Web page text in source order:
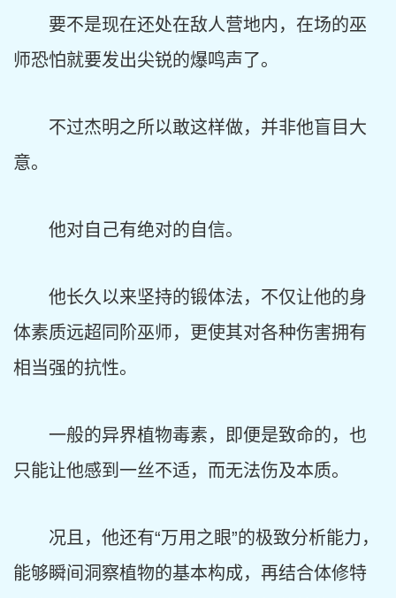
要不是现在还处在敌人营地内，在场的巫
师恐怕就要发出尖锐的爆鸣声了。
不过杰明之所以敢这样做，并非他盲目大
意。
他对自己有绝对的自信。
他长久以来坚持的锻体法，不仅让他的身
体素质远超同阶巫师，更使其对各种伤害拥有
相当强的抗性。
一般的异界植物毒素，即便是致命的，也
只能让他感到一丝不适，而无法伤及本质。
况且，他还有“万用之眼”的极致分析能力，
能够瞬间洞察植物的基本构成，再结合体修特